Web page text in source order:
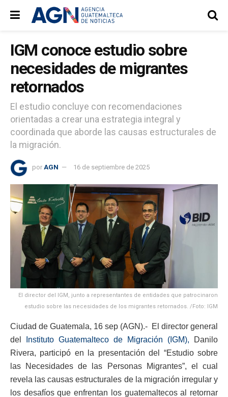
IGM conoce estudio sobre
necesidades de migrantes
retornados
El estudio concluye con recomendaciones
orientadas a crear una estrategia integral y
coordinada que aborde las causas estructurales de
la migración.
por AGN 16 de septiembre de 2025
El director del IGM, junto a representantes de entidades que patrocinaron
estudio sobre las necesidades de los migrantes retornados. /Foto: IGM
Ciudad de Guatemala, 16 sep (AGN).- El director general
del
Instituto Guatemalteco de Migración (IGM), Danilo
Rivera, participó en la presentación del “Estudio sobre
las Necesidades de las Personas Migrantes”, el cual
revela las causas estructurales de la migración irregular y
los desafíos que enfrentan los guatemaltecos al retornar